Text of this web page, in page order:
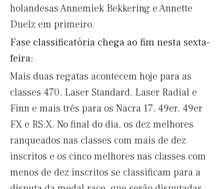
holandesas Annemiek Bekkering e Annette
Duelz em primeiro.
Fase classificatória chega ao fim nesta sexta-
feira:
Mais duas regatas acontecem hoje para as
classes 470, Laser Standard, Laser Radial e
Finn e mais três para os Nacra 17, 49er, 49er
FX e RS:X. No final do dia, os dez melhores
ranqueados nas classes com mais de dez
inscritos e os cinco melhores nas classes com
menos de dez inscritos se classificam para a